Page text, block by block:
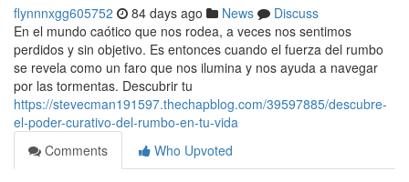
flynnnxgg605752 84 days ago News
Discuss
En el mundo caótico que nos rodea, a veces nos sentimos
perdidos y sin objetivo. Es entonces cuando el fuerza del rumbo
se revela como un faro que nos ilumina y nos ayuda a navegar
por las tormentas. Descubrir tu
https://stevecman191597.thechapblog.com/39597885/descubre-
el-poder-curativo-del-rumbo-en-tu-vida
Comments
Who Upvoted